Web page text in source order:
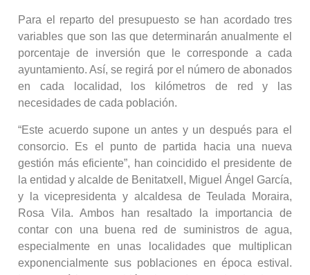
Para el reparto del presupuesto se han acordado tres
variables que son las que determinarán anualmente el
porcentaje de inversión que le corresponde a cada
ayuntamiento. Así, se regirá por el número de abonados
en cada localidad, los kilómetros de red y las
necesidades de cada población.
“Este acuerdo supone un antes y un después para el
consorcio. Es el punto de partida hacia una nueva
gestión más eficiente”, han coincidido el presidente de
la entidad y alcalde de Benitatxell, Miguel Ángel García,
y la vicepresidenta y alcaldesa de Teulada Moraira,
Rosa Vila. Ambos han resaltado la importancia de
contar con una buena red de suministros de agua,
especialmente en unas localidades que multiplican
exponencialmente sus poblaciones en época estival.